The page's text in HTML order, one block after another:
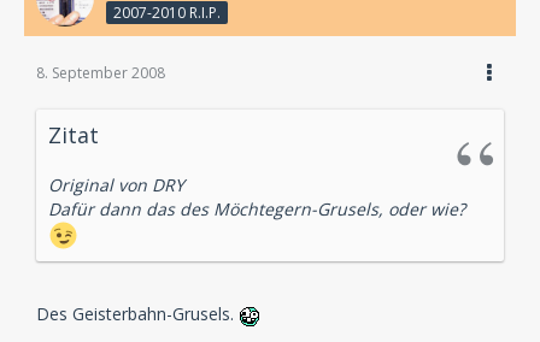
2007-2010 R.I.P.
8. September 2008
Zitat
Original von DRY
Dafür dann das des Möchtegern-Grusels, oder wie?
Des Geisterbahn-Grusels.